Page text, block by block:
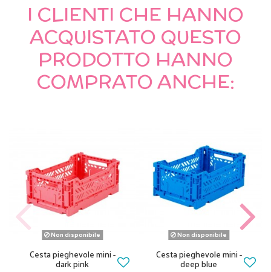
I CLIENTI CHE HANNO
ACQUISTATO QUESTO
PRODOTTO HANNO
COMPRATO ANCHE:
Non disponibile
Cesta pieghevole mini -
dark pink
Non disponibile
Cesta pieghevole mini -
deep blue